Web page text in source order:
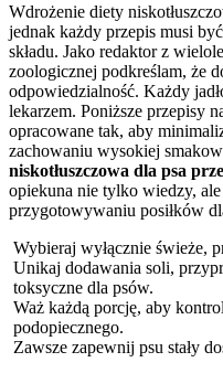
Wdrożenie diety
jednak każdy przepis musi
składu. Jako redaktor z
zoologicznej podkreślam, że
odpowiedzialność. Każdy
lekarzem. Poniższe przepisy
opracowane tak, aby
zachowaniu wysokiej
niskotłuszczowa dla psa
opiekuna nie tylko wiedzy,
przygotowywaniu posiłków
Wybieraj wyłącznie świeże,
Unikaj dodawania soli,
toksyczne dla psów.
Waż każdą porcję, aby
podopiecznego.
Zawsze zapewnij psu stały